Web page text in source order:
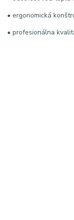
• ergonomická
• profesionálna